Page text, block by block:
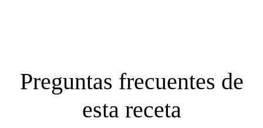
Preguntas frecuentes de
esta receta